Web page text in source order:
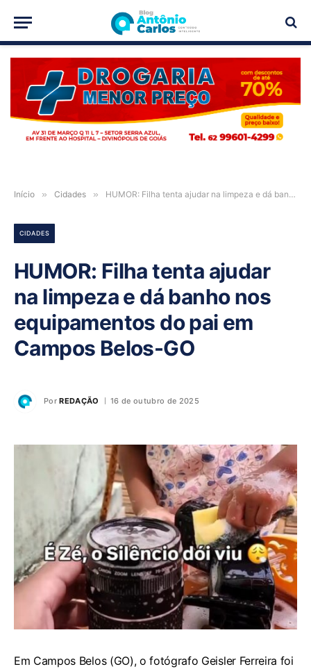
PUBLICIDADE
Início » Cidades » HUMOR: Filha tenta ajudar na limpeza e dá banho nos equipamentos do pai em Campos Belos-GO
CIDADES
HUMOR: Filha tenta ajudar
na limpeza e dá banho nos
equipamentos do pai em
Campos Belos-GO
Por REDAÇÃO 16 de outubro de 2025
Em Campos Belos (GO), o fotógrafo Geisler Ferreira foi